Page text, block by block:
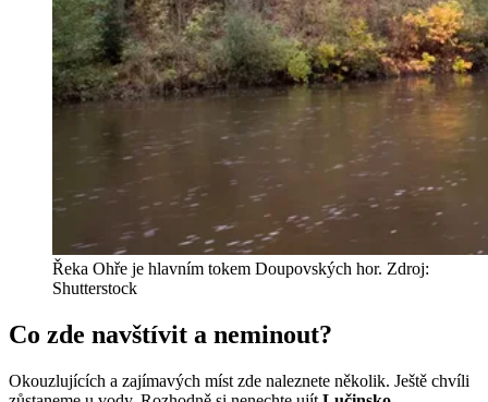
Řeka Ohře je hlavním tokem Doupovských hor. Zdroj:
Shutterstock
Co zde navštívit a neminout?
Okouzlujících a zajímavých míst zde naleznete několik. Ještě chvíli